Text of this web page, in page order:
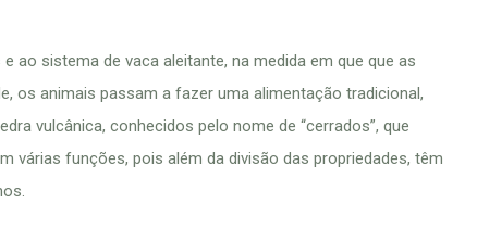
ao sistema de vaca aleitante, na medida em que que as
os animais passam a fazer uma alimentação tradicional,
vulcânica, conhecidos pelo nome de “cerrados”, que
várias funções, pois além da divisão das propriedades, têm